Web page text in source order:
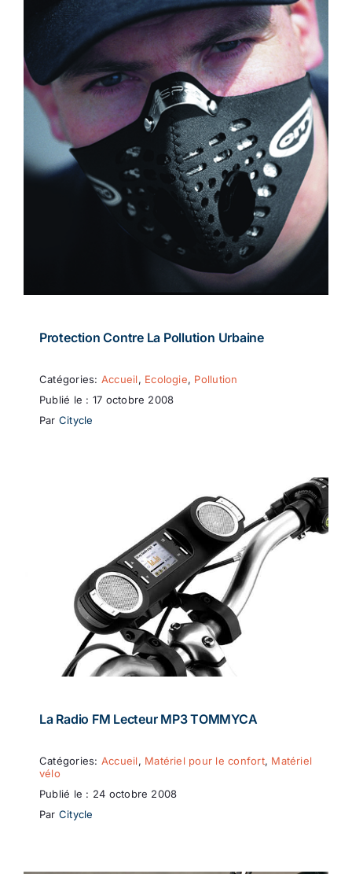
Protection Contre La Pollution Urbaine
Catégories: Accueil, Ecologie, Pollution
Publié le : 17 octobre 2008
Par Citycle
La Radio FM Lecteur MP3 TOMMYCA
Catégories: Accueil, Matériel pour le confort, Matériel
vélo
Publié le : 24 octobre 2008
Par Citycle